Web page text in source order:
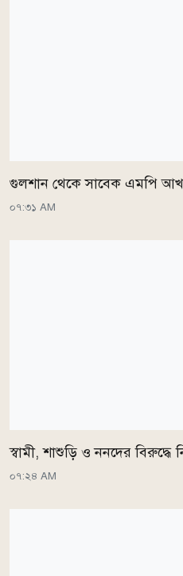
গুলশান থেকে সাবেক এমপি
০৭:৩১ AM
স্বামী, শাশুড়ি ও ননদের বিরুদ্ধে
০৭:২৪ AM